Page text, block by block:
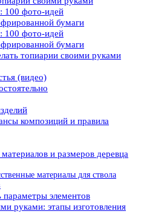
100 фото-идей
бумаги
100 фото-идей
бумаги
топиарии своими руками
(видео)
композиций и правила
и размеров деревца
материалы для ствола
параметры элементов
руками: этапы изготовления